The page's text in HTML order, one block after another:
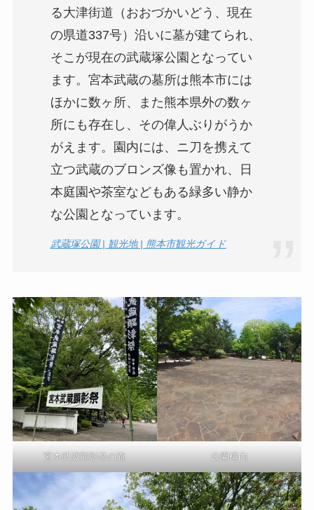
る大津街道（おおづかいどう、現在
の県道337号）沿いに墓が建てられ、
そこが現在の武蔵塚公園となってい
ます。宮本武蔵の墓所は熊本市には
ほかに数ヶ所、また熊本県外の数ヶ
所にも存在し、その偉人ぶりがうか
がえます。園内には、ニ刀を携えて
立つ武蔵のブロンズ像も置かれ、日
本庭園や茶室などもある緑多い静か
な公園となっています。
武蔵塚公園 | 観光地 | 熊本市観光ガイド
宮本武蔵顕彰祭の旗 公園構内